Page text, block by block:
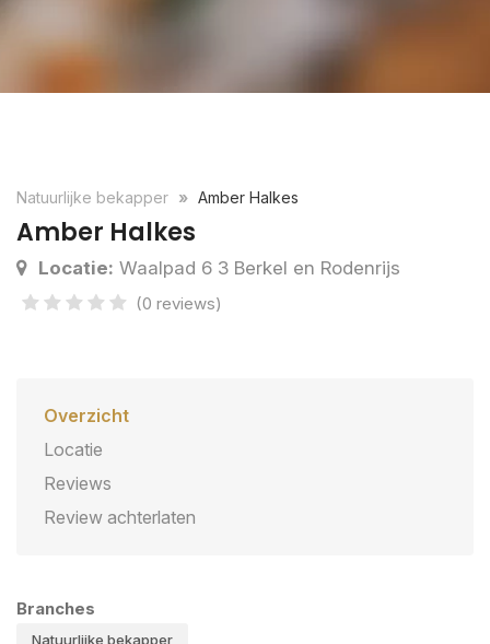
Natuurlijke bekapper Amber Halkes
Amber Halkes
Locatie: Waalpad 6 3 Berkel en Rodenrijs
(0 reviews)
Overzicht
Locatie
Reviews
Review achterlaten
Branches
Natuurlijke bekapper